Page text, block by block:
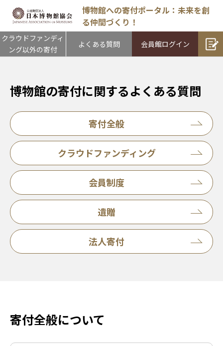
博物館への寄付ポータル：未来を創
る仲間づくり！
クラウドファンディ
ング以外の寄付
よくある質問 会員館ログイン
博物館の寄付に関するよくある質問
寄付全般
クラウドファンディング
会員制度
遺贈
法人寄付
寄付全般について